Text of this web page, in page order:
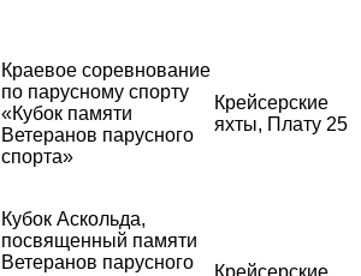
Краевое соревнование
по парусному спорту
«Кубок памяти
Ветеранов парусного
спорта»
Крейсерские
яхты, Плату 25
Кубок Аскольда,
посвященный памяти
Ветеранов парусного